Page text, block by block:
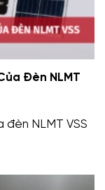
Đèn NLMT
NLMT VSS